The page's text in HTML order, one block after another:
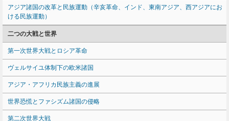
アジア諸国の改革と民族運動（辛亥革命、インド、東南アジア、西アジアにお
ける民族運動）
二つの大戦と世界
第一次世界大戦とロシア革命
ヴェルサイユ体制下の欧米諸国
アジア・アフリカ民族主義の進展
世界恐慌とファシズム諸国の侵略
第二次世界大戦